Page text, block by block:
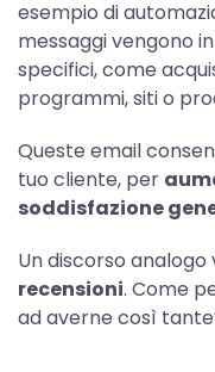
esempio di
messaggi vengono
specifici, come
programmi, siti o
Queste email
tuo cliente, per
soddisfazione
Un discorso
recensioni. Come
ad averne così